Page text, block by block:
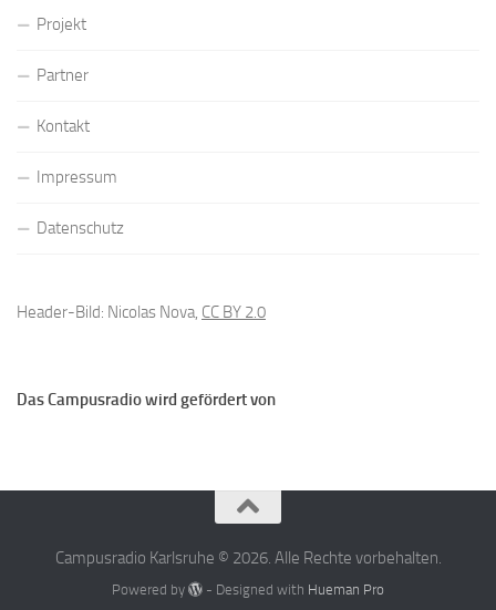
Projekt
Partner
Kontakt
Impressum
Datenschutz
Header-Bild: Nicolas Nova, CC BY 2.0
Das Campusradio wird gefördert von
Campusradio Karlsruhe © 2026. Alle Rechte vorbehalten.
Powered by - Designed with Hueman Pro